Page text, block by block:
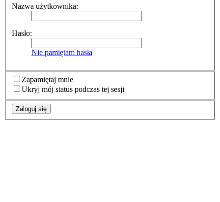
Nazwa użytkownika:
Hasło:
Nie pamiętam hasła
Zapamiętaj mnie
Ukryj mój status podczas tej sesji